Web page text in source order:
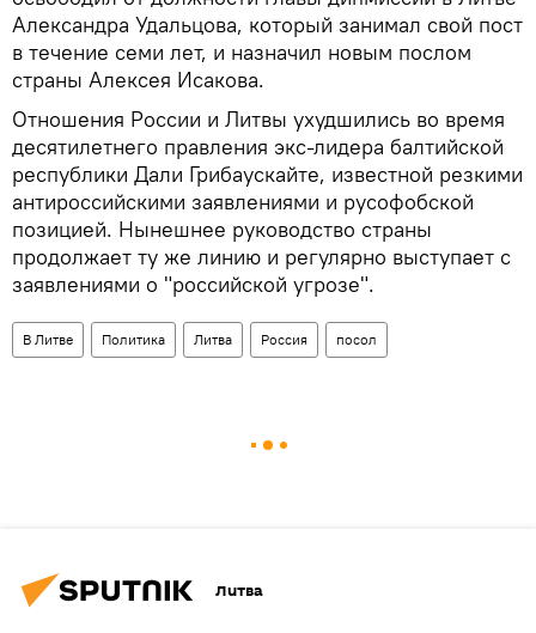
Александра Удальцова, который занимал свой пост
в течение семи лет, и назначил новым послом
страны Алексея Исакова.
Отношения России и Литвы ухудшились во время
десятилетнего правления экс-лидера балтийской
республики Дали Грибаускайте, известной резкими
антироссийскими заявлениями и русофобской
позицией. Нынешнее руководство страны
продолжает ту же линию и регулярно выступает с
заявлениями о "российской угрозе".
В Литве Политика Литва Россия посол
Литва